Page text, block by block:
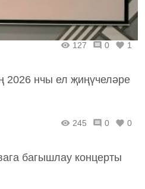
127 0 1
2026 нчы ел җиңүчеләре
245 0 0
багышлау концерты